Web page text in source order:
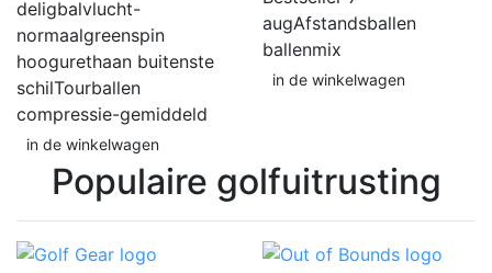
deligbalvlucht-
normaalgreenspin
hoogurethaan buitenste
schilTourballen
compressie-gemiddeld
in de winkelwagen
augAfstandsballen
ballenmix
in de winkelwagen
Populaire golfuitrusting